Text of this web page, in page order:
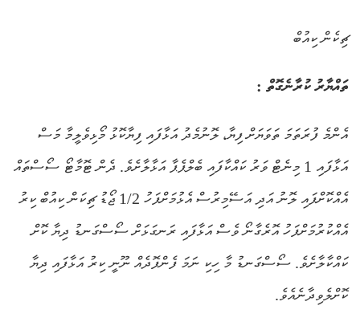
ޗިކެން ކިއުބް
ތައްޔާރު ކުރާނެގޮތް :
އެންމެ ފުރަތަމަ ތަވަޔަށް ފިޔާ، ލޮނުމެދު އަޅާފައި ފިޔާކޮޅު މޯޅިވެލީމާ މަސް
އަޅާފައި 1 މިނެޓް ވަރު ކައްކާފައި ބެލްޕެޕާ އަޅާލާށެވެ. ދެން ޓޮމާޓޯ ސޯސްތައް
އެއްކޮށްފައި ލޮނު އަދި އަސޭމިރުސް އެޅުމަށްފަހު 1/2 ޖޯޑު ޗިކަން ކިއުބް ކިރު
އެއްކުރުމަށްފަހު އޮރެގާނޯ ވެސް އަޅާފައި ރަނގަޅަށް ސޯސްގަނޑު ދިޔާ ކޮށް
ކައްކާލާށެވެ. ސޯސްގަނޑު މާ ހިކި ނަމަ ފެންފޮދެއް ނޫނީ ކިރު އަޅާފައި ދިޔާ
ކޮށްލެވިދާނެއެވެ.